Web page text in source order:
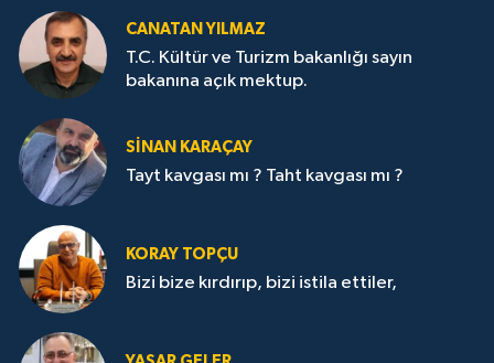
CANATAN YILMAZ
T.C. Kültür ve Turizm bakanlığı sayın
bakanına açık mektup.
SİNAN KARAÇAY
Tayt kavgası mı ? Taht kavgası mı ?
KORAY TOPÇU
Bizi bize kırdırıp, bizi istila ettiler,